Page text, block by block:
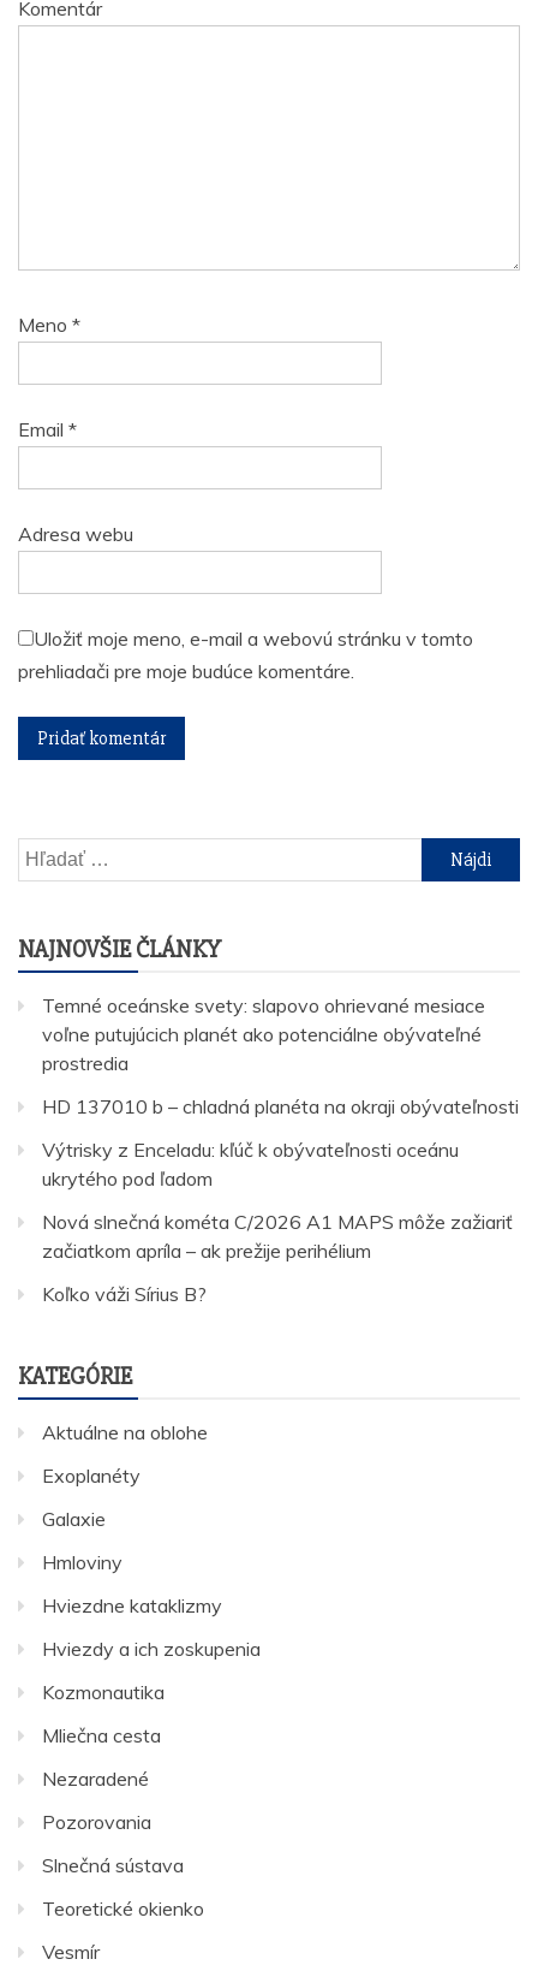
Komentár
Meno *
Email *
Adresa webu
Uložiť moje meno, e-mail a webovú stránku v tomto
prehliadači pre moje budúce komentáre.
Hľadať:
NAJNOVŠIE ČLÁNKY
Temné oceánske svety: slapovo ohrievané mesiace
voľne putujúcich planét ako potenciálne obývateľné
prostredia
HD 137010 b – chladná planéta na okraji obývateľnosti
Výtrisky z Enceladu: kľúč k obývateľnosti oceánu
ukrytého pod ľadom
Nová slnečná kométa C/2026 A1 MAPS môže zažiariť
začiatkom apríla – ak prežije perihélium
Koľko váži Sírius B?
KATEGÓRIE
Aktuálne na oblohe
Exoplanéty
Galaxie
Hmloviny
Hviezdne kataklizmy
Hviezdy a ich zoskupenia
Kozmonautika
Mliečna cesta
Nezaradené
Pozorovania
Slnečná sústava
Teoretické okienko
Vesmír